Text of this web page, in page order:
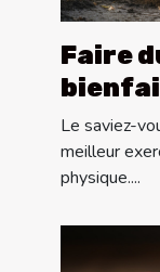
Faire
Le saviez-
meilleur
physique....